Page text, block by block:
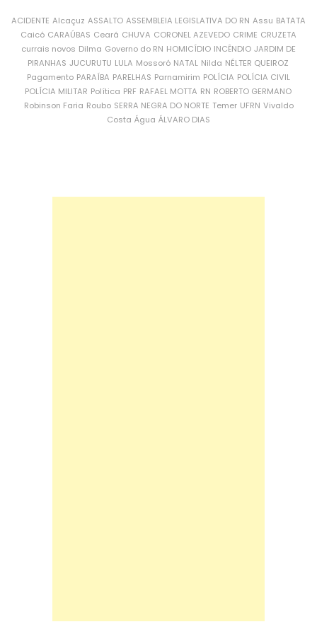
ACIDENTE Alcaçuz ASSALTO ASSEMBLEIA LEGISLATIVA DO RN Assu BATATA
Caicó CARAÚBAS Ceará CHUVA CORONEL AZEVEDO CRIME CRUZETA
currais novos Dilma Governo do RN HOMICÍDIO INCÊNDIO JARDIM DE
PIRANHAS JUCURUTU LULA Mossoró NATAL Nilda NÉLTER QUEIROZ
Pagamento PARAÍBA PARELHAS Parnamirim POLÍCIA POLÍCIA CIVIL
POLÍCIA MILITAR Política PRF RAFAEL MOTTA RN ROBERTO GERMANO
Robinson Faria Roubo SERRA NEGRA DO NORTE Temer UFRN Vivaldo
Costa Água ÁLVARO DIAS